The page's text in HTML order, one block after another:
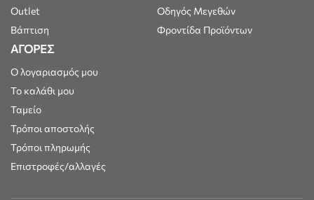
Outlet
Βάπτιση
Οδηγός Μεγεθών
Φροντίδα Προϊόντων
ΑΓΟΡΕΣ
Ο λογαριασμός μου
Το καλάθι μου
Ταμείο
Τρόποι αποστολής
Τρόποι πληρωμής
Επιστροφές/αλλαγές